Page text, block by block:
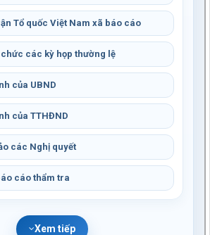
Tổ quốc Việt Nam xã báo cáo
chức các kỳ họp thường lệ
của UBND
của TTHĐND
các Nghị quyết
cáo thẩm tra
Xem tiếp